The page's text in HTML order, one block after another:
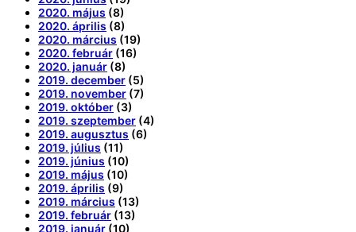
2020. május (8)
2020. április (8)
2020. március (19)
2020. február (16)
2020. január (8)
2019. december (5)
2019. november (7)
2019. október (3)
2019. szeptember (4)
2019. augusztus (6)
2019. július (11)
2019. június (10)
2019. május (10)
2019. április (9)
2019. március (13)
2019. február (13)
2019. január (10)